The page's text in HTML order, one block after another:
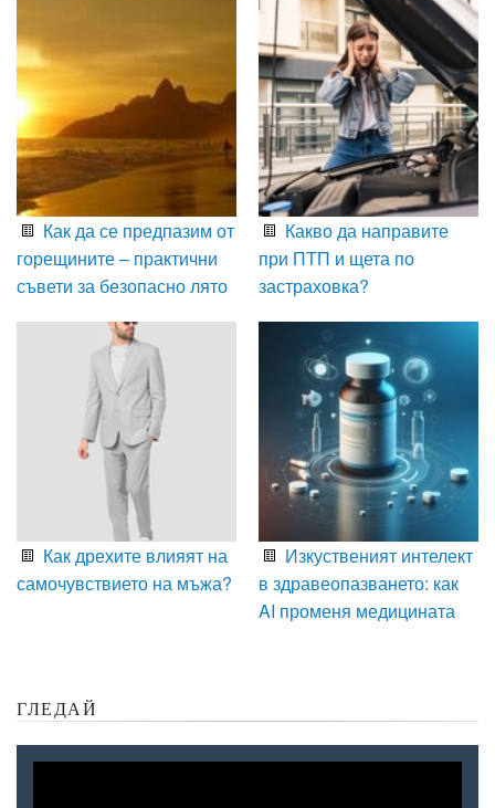
Как да се предпазим от
горещините – практични
съвети за безопасно лято
Какво да направите
при ПТП и щета по
застраховка?
Как дрехите влияят на
самочувствието на мъжа?
Изкуственият интелект
в здравеопазването: как
AI променя медицината
ГЛЕДАЙ